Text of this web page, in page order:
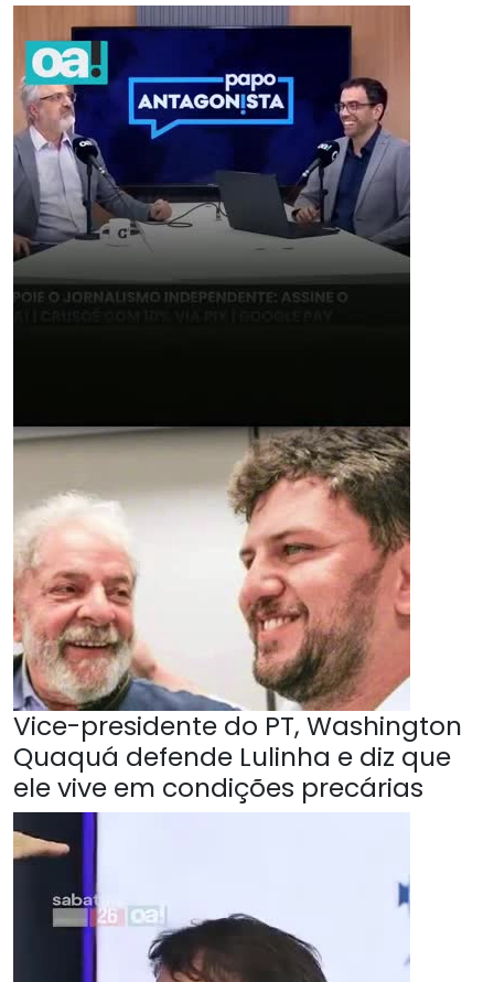
Vice-presidente do PT, Washington
Quaquá defende Lulinha e diz que
ele vive em condições precárias